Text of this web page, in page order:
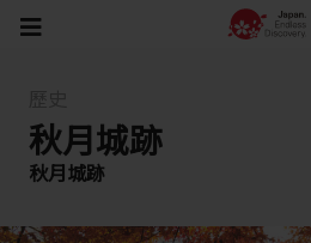
秋月城跡
秋月城跡